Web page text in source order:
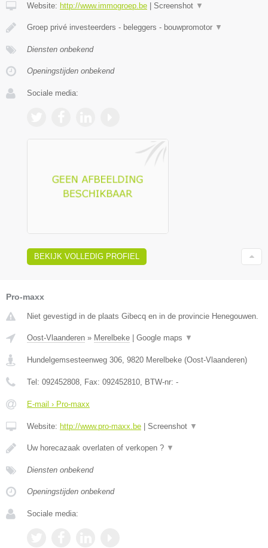
Website: http://www.immogroep.be Screenshot ▼
Groep privé investeerders - beleggers - bouwpromotor ▼
Diensten onbekend
Openingstijden onbekend
Sociale media:
BEKIJK VOLLEDIG PROFIEL
Pro-maxx
Niet gevestigd in de plaats Gibecq en in de provincie Henegouwen.
Oost-Vlaanderen » Merelbeke | Google maps ▼
Hundelgemsesteenweg 306 9820 Merelbeke (Oost-Vlaanderen)
Tel: 092452808 , Fax: 092452810 , BTW-nr: -
E-mail › Pro-maxx
Website: http://www.pro-maxx.be | Screenshot ▼
Uw horecazaak overlaten of verkopen ? ▼
Diensten onbekend
Openingstijden onbekend
Sociale media: